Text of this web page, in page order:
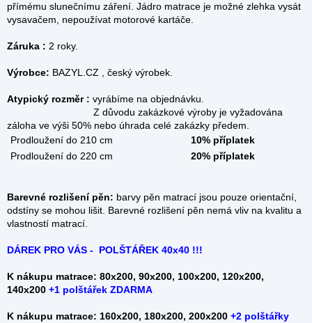
přímému slunečnímu záření. Jádro matrace je možné zlehka vysát
vysavačem, nepoužívat motorové kartáče.
Záruka : 2 roky.
Výrobce: BAZYL.CZ , český výrobek.
Atypický rozměr : vyrábíme na objednávku.
Z důvodu zakázkové výroby je vyžadována
záloha ve výši 50% nebo úhrada celé zakázky předem.
Prodloužení do 210 cm
10% příplatek
Prodloužení do 220 cm
20% příplatek
Barevné rozlišení pěn: barvy pěn matrací jsou pouze orientační,
odstíny se mohou lišit. Barevné rozlišení pěn nemá vliv na kvalitu a
vlastností matrací.
DÁREK PRO VÁS - POLŠTÁŘEK 40x40 !!!
K nákupu matrace: 80x200, 90x200, 100x200, 120x200,
140x200 +1 polštářek ZDARMA
K nákupu matrace: 160x200, 180x200, 200x200 +2 polštářky